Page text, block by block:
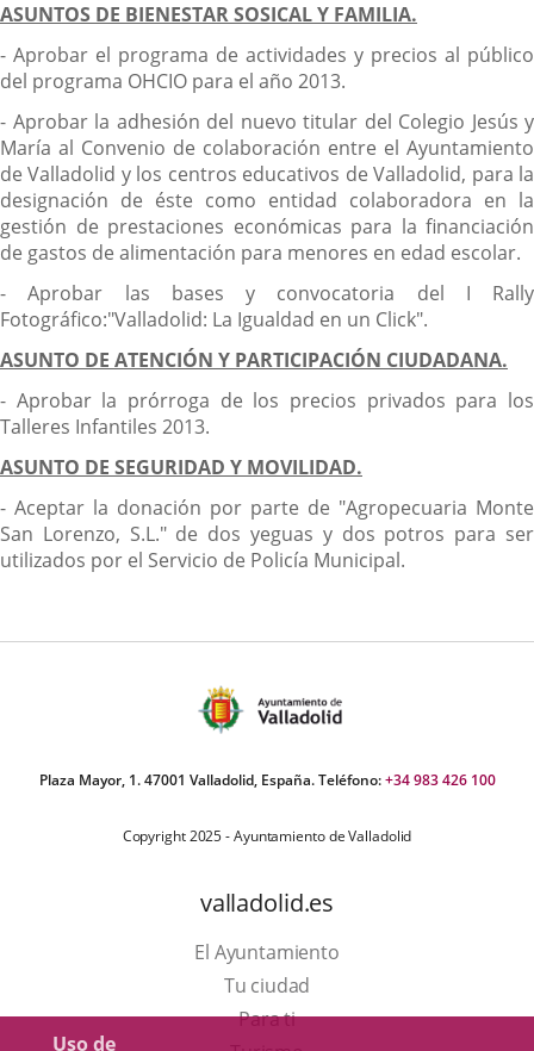
Uso de
ASUNTOS DE BIENESTAR SOSICAL Y FAMILIA.
- Aprobar el programa de actividades y precios al público
del programa OHCIO para el año 2013.
- Aprobar la adhesión del nuevo titular del Colegio Jesús y
María al Convenio de colaboración entre el Ayuntamiento
de Valladolid y los centros educativos de Valladolid, para la
designación de éste como entidad colaboradora en la
gestión de prestaciones económicas para la financiación
de gastos de alimentación para menores en edad escolar.
- Aprobar las bases y convocatoria del I Rally
Fotográfico:"Valladolid: La Igualdad en un Click".
ASUNTO DE ATENCIÓN Y PARTICIPACIÓN CIUDADANA.
- Aprobar la prórroga de los precios privados para los
Talleres Infantiles 2013.
ASUNTO DE SEGURIDAD Y MOVILIDAD.
- Aceptar la donación por parte de "Agropecuaria Monte
San Lorenzo, S.L." de dos yeguas y dos potros para ser
utilizados por el Servicio de Policía Municipal.
Plaza Mayor, 1. 47001 Valladolid, España. Teléfono:+34 983 426 100
Copyright 2025 - Ayuntamiento de Valladolid
valladolid.es
El Ayuntamiento
Tu ciudad
Para ti